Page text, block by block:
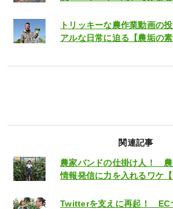
トリッキーな農作業動画の
アルな日常に迫る【農垢の
関連記事
農家バンドの仕掛け人！
情報発信に力を入れるワケ
Twitterを支えに再起！ EC